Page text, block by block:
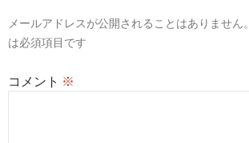
ョ
メールアドレスが公開されることはありません。
は必須項目です
コメント ※